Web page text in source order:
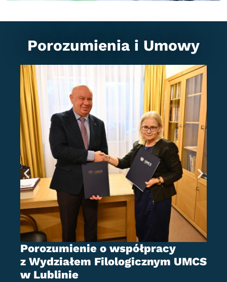
Porozumienia i Umowy
Porozumienie o współpracy
z Wydziałem Filologicznym UMCS
w Lublinie